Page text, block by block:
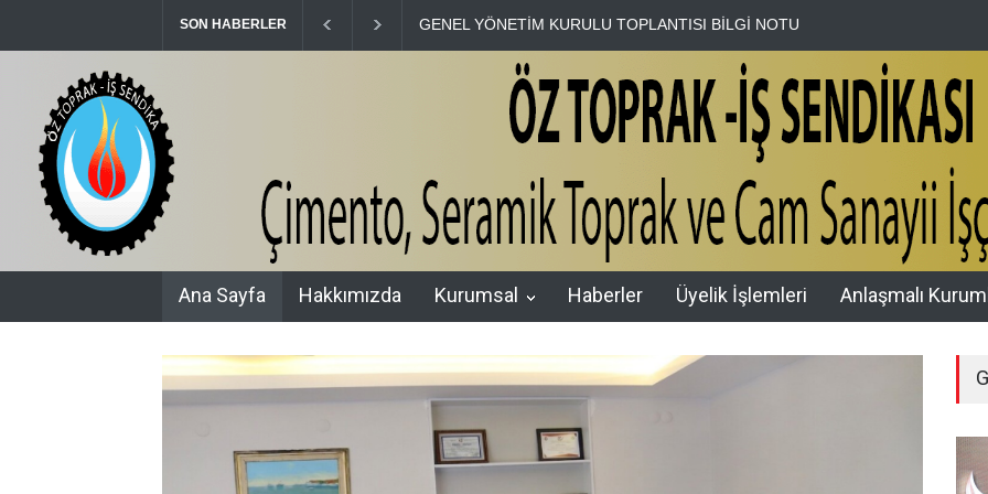
SON HABERLER GENEL YÖNETİM KURULU TOPLANTISI BİLGİ NOTU HAK-İŞ Genel Sekreter
Ana Sayfa Hakkımızda Kurumsal Haberler Üyelik İşlemleri Anlaşmalı